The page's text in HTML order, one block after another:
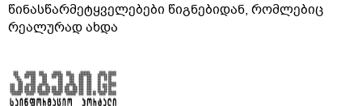
წინასწარმეტყველებები წიგნებიდან, რომლებიც
რეალურად ახდა